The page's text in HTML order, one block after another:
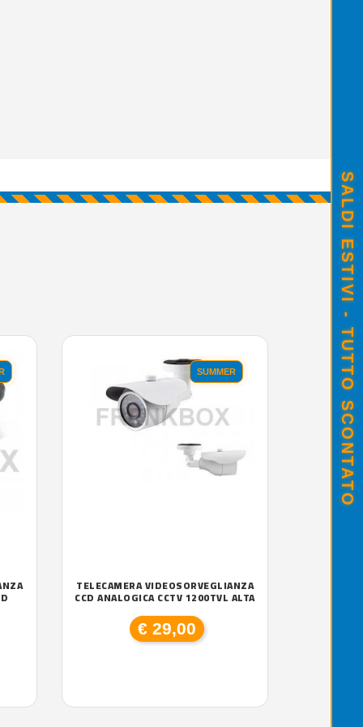
SUMMER
TELECAMERA VIDEOSORVEGLIANZA
CCD ANALOGICA CCTV 1200TVL ALTA
€ 29,00
SALDI ESTIVI - TUTTO SCONTATO